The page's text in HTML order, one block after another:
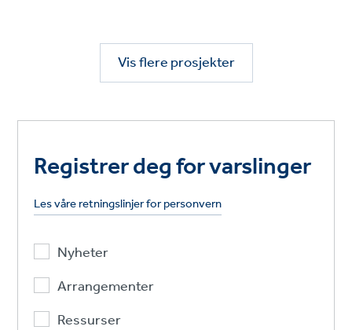
Vis flere prosjekter
Registrer deg for varslinger
Les våre retningslinjer for personvern
Nyheter
Arrangementer
Ressurser